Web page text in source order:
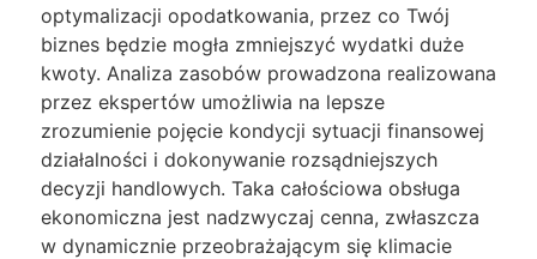
optymalizacji opodatkowania, przez co Twój
biznes będzie mogła zmniejszyć wydatki duże
kwoty. Analiza zasobów prowadzona realizowana
przez ekspertów umożliwia na lepsze
zrozumienie pojęcie kondycji sytuacji finansowej
działalności i dokonywanie rozsądniejszych
decyzji handlowych. Taka całościowa obsługa
ekonomiczna jest nadzwyczaj cenna, zwłaszcza
w dynamicznie przeobrażającym się klimacie